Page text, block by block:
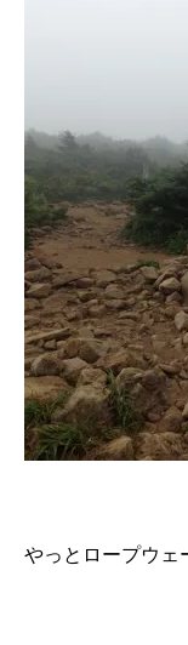
やっとロープウェ